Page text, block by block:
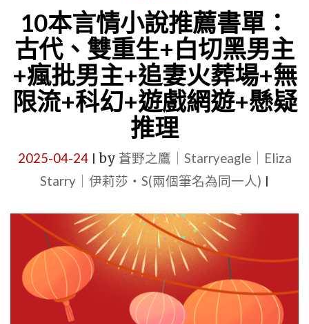
言
情
文
書
單：
+古
代
+現
代
+雙
向
暗
10本言情小說推薦書單：
古代、雙重生+白切黑男主
+瘋批男主+追妻火葬場+無
限流+科幻+遊戲網遊+懸疑
推理
2025-04-24| by 蒼野之鷹｜Starryeagle｜Eliza
Starry｜伊莉莎・S(兩個筆名為同一人)